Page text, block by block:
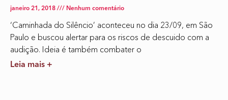
janeiro 21, 2018 Nenhum comentário
‘Caminhada do Silêncio’ aconteceu no dia 23/09, em São
Paulo e buscou alertar para os riscos de descuido com a
audição. Ideia é também combater o
Leia mais +